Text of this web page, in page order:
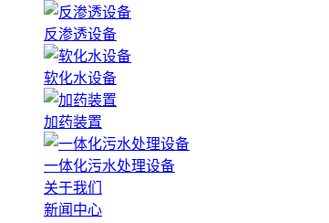
反渗透设备
软化水设备
加药装置
一体化污水处理设备
关于我们
新闻中心